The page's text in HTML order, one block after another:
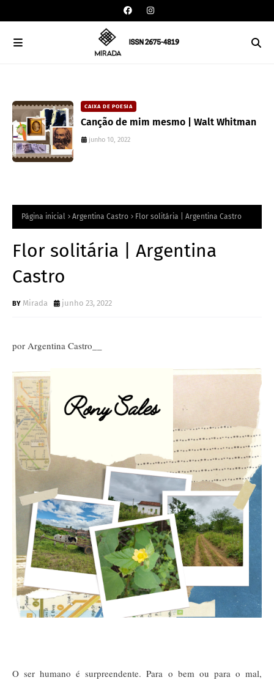
CAIXA DE POESIA
Canção de mim mesmo | Walt Whitman
junho 10, 2022
Página inicial Argentina Castro Flor solitária | Argentina Castro
Flor solitária | Argentina
Castro
Mirada junho 23, 2022
por Argentina Castro__
O ser humano é surpreendente. Para o bem ou para o mal,